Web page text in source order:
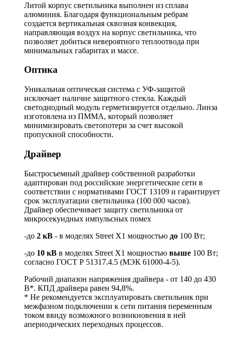
Литой корпус светильника выполнен из сплава
алюминия. Благодаря функциональным ребрам
создается вертикальная сквозная конвекция,
направляющая воздух на корпус светильника, что
позволяет добиться невероятного теплоотвода при
минимальных габаритах и массе.
Оптика
Уникальная оптическая система с УФ-защитой
исключает наличие защитного стекла. Каждый
светодиодный модуль герметизируется отдельно. Линза
изготовлена из ПММА, который позволяет
минимизировать светопотери за счет высокой
пропускной способности.
Драйвер
Быстросъемный драйвер собственной разработки
адаптирован под российские энергетические сети в
соответствии с нормативами ГОСТ 13109 и гарантирует
срок эксплуатации светильника (100 000 часов).
Драйвер обеспечивает защиту светильника от
микросекундных импульсных помех
-до 2 кВ - в моделях Street X1 мощностью до 100 Вт;
-до 10 кВ в моделях Street X1 мощностью выше 100 Вт;
согласно ГОСТ Р 51317.4.5 (МЭК 61000-4-5).
Рабочий диапазон напряжения драйвера - от 140 до 430
В*. КПД драйвера равен 94,8%.
* Не рекомендуется эксплуатировать светильник при
межфазном подключении к сети питания переменным
током ввиду возможного возникновения в ней
апериодических переходных процессов.